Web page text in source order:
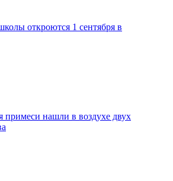
откроются 1 сентября в
примеси нашли в воздухе двух